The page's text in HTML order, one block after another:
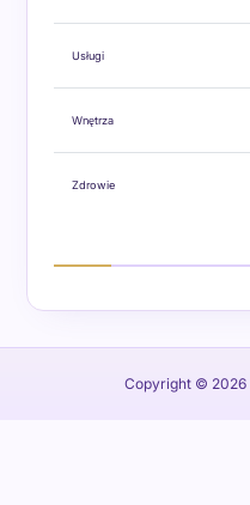
Usługi
Wnętrza
Zdrowie
Copyright © 2026